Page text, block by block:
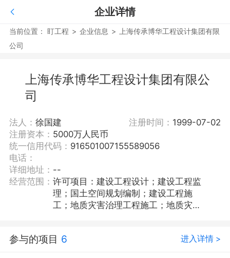
企业详情
当前位置： 盯工程 > 企业信息 >
上海传承博华工程设计集团有限
公司
上海传承博华工程设计集团有限公
司
法人： 徐国建 注册时间： 1999-07-02
注册资本： 5000万人民币
统一信用代码： 916501007155589056
电话：
详细地址： --
经营范围： 许可项目：建设工程设计；建设工程监
理；国土空间规划编制；建设工程施
工；地质灾害治理工程施工；地质灾害
劳务分包；住宅室内装饰装修。（依法
参与的项目 6 进入详情 >